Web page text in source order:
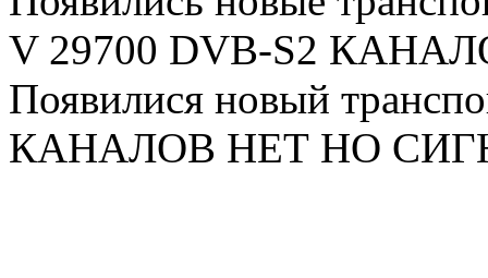
V 29700 DVB-S2
Появилися новый
КАНАЛОВ НЕТ НО